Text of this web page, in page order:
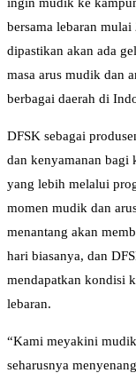
ingin mudik ke
bersama lebaran
dipastikan akan ada
masa arus mudik dan
berbagai daerah di
DFSK sebagai
dan kenyamanan bagi
yang lebih melalui
momen mudik dan
menantang akan
hari biasanya, dan
mendapatkan kondisi
lebaran.
“Kami meyakini
seharusnya